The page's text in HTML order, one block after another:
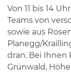
Von 11 bis 14
Teams von
sowie aus
Planegg/
dran. Bei Ihnen
Grünwald,